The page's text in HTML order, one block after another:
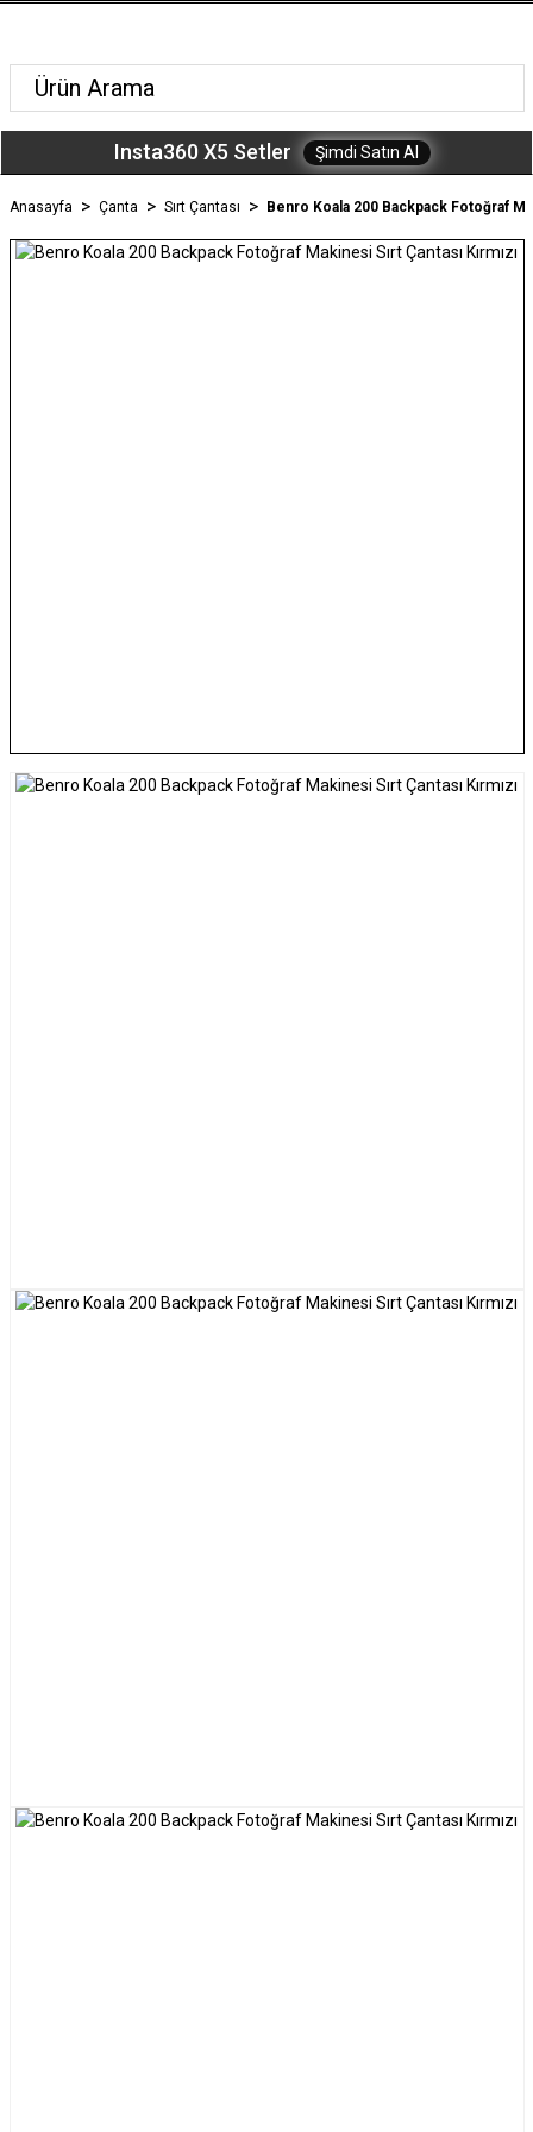
Insta360 X5 Setler Şimdi Satın Al
Anasayfa Çanta Sırt Çantası Benro Koala 200 Backpack Fotoğraf